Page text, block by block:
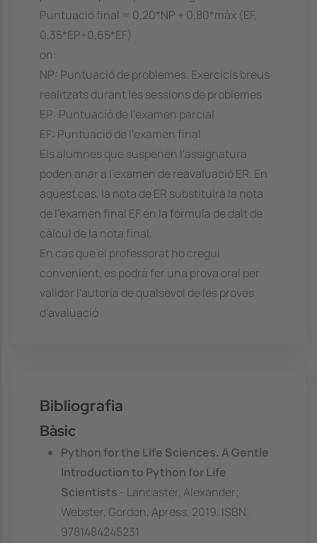
Puntuació final = 0,20*NP + 0,80*màx (EF,
0,35*EP+0,65*EF)
on:
NP: Puntuació de problemes. Exercicis breus
realitzats durant les sessions de problemes
EP: Puntuació de l'examen parcial
EF: Puntuació de l'examen final
Els alumnes que suspenen l'assignatura
poden anar a l'examen de reavaluació ER. En
aquest cas, la nota de ER substituirà la nota
de l'examen final EF en la fórmula de dalt de
càlcul de la nota final.
En cas que el professorat ho cregui
convenient, es podrà fer una prova oral per
validar l'autoria de qualsevol de les proves
d'avaluació
Bibliografia
Bàsic
Python for the Life Sciences. A Gentle
Introduction to Python for Life
Scientists
- Lancaster, Alexander;
Webster, Gordon, Apress, 2019. ISBN:
9781484245231